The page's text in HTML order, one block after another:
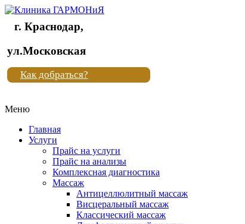
Клиника
"Новая
жизнь"
Клиника
жизнь"
г. Краснодар,
ул.Московская
Как добраться?
Меню
Главная
Услуги
Прайс на услуги
Прайс на анализы
Комплексная диагностика
Массаж
Антицеллюлитный массаж
Висцеральный массаж
Классический массаж